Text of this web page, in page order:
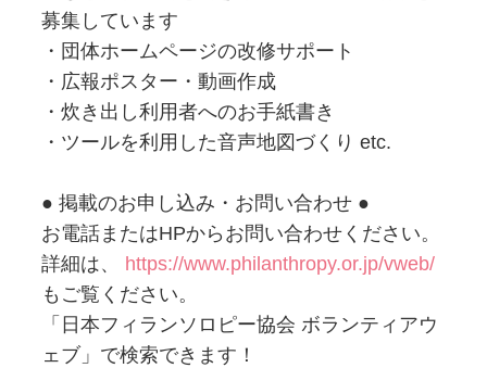
募集しています
・団体ホームページの改修サポート
・広報ポスター・動画作成
・炊き出し利用者へのお手紙書き
・ツールを利用した音声地図づくり etc.
● 掲載のお申し込み・お問い合わせ ●
お電話またはHPからお問い合わせください。
詳細は、
https://www.philanthropy.or.jp/vweb/
もご覧ください。
「日本フィランソロピー協会 ボランティアウ
ェブ」で検索できます！